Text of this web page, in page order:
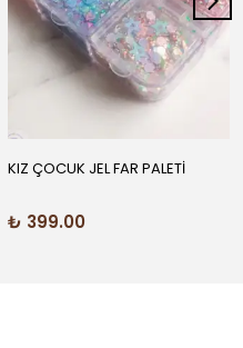
KIZ ÇOCUK JEL FAR PALETİ
₺ 399.00